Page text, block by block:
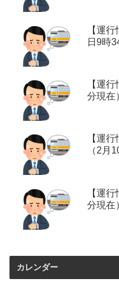
【運
日9時
【運
分現在
【運
（2月
【運
分現在
カレンダー